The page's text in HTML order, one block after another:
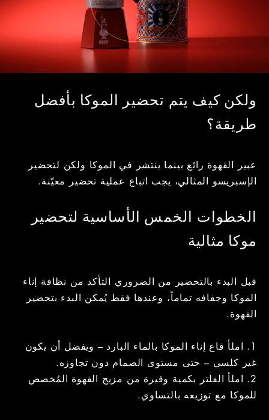
ولكن كيف يتم تحضير الموكا بأفضل
طريقة؟
عبير القهوة رائع بينما ينتشر في الموكا ولكن لتحضير
الإسبريسو المثالي، يجب اتباع عملية تحضير معيّنة.
الخطوات الخمس الأساسية لتحضير
موكا مثالية
قبل البدء بالتحضير من الضروري التأكد من نظافة إناء
الموكا وجفافه تماماً، وعندها فقط يُمكن البدء بتحضير
القهوة.
1. املأ قاع إناء الموكا بالماء البارد – ويفضل أن يكون
غير كلسي – حتى مستوى الصمام دون تجاوزه.
2. املأ الفلتر بكمية وفيرة من مزيج القهوة المُخصص
للموكا مع توزيعه بالتساوي.